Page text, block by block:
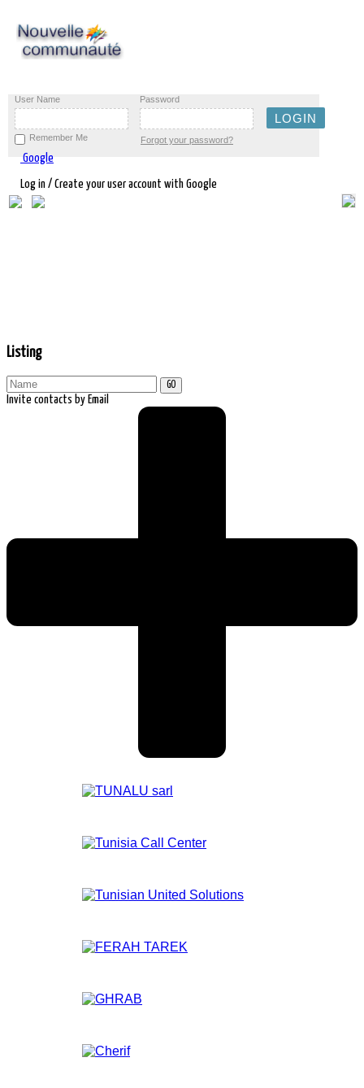
User Name Password
Remember Me Forgot your password?
Google
Log in / Create your user account with Google
Listing
GO
Invite contacts by Email